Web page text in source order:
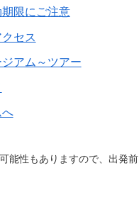
限にご注意
セス
アム～ツアー
能性もありますので、出発前